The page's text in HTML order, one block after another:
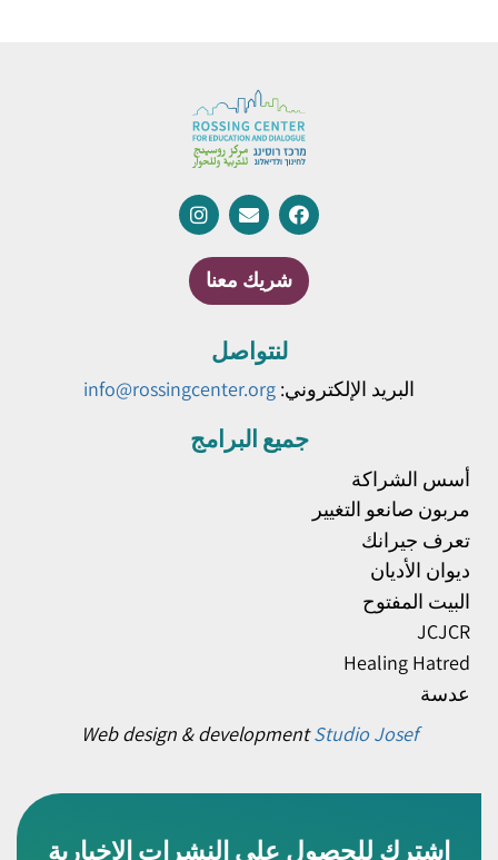
شريك معنا
لنتواصل
البريد الإلكتروني: info@rossingcenter.org
جميع البرامج
أسس الشراكة
مربون صانعو التغيير
تعرف جيرانك
ديوان الأديان
البيت المفتوح
JCJCR
Healing Hatred
عدسة
Web design & developmentStudio Josef
اشترك للحصول على النشرات الإخبارية